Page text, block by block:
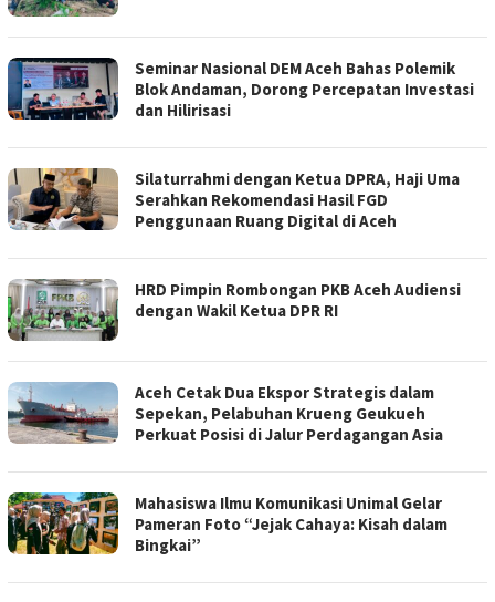
Seminar Nasional DEM Aceh Bahas Polemik
Blok Andaman, Dorong Percepatan Investasi
dan Hilirisasi
Silaturrahmi dengan Ketua DPRA, Haji Uma
Serahkan Rekomendasi Hasil FGD
Penggunaan Ruang Digital di Aceh
HRD Pimpin Rombongan PKB Aceh Audiensi
dengan Wakil Ketua DPR RI
Aceh Cetak Dua Ekspor Strategis dalam
Sepekan, Pelabuhan Krueng Geukueh
Perkuat Posisi di Jalur Perdagangan Asia
Mahasiswa Ilmu Komunikasi Unimal Gelar
Pameran Foto “Jejak Cahaya: Kisah dalam
Bingkai”